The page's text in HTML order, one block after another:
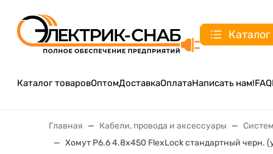
Каталог
Каталог товаровОптомДоставкаОплатаНаписать нам!FAQ
Главная Кабели, провода и аксессуары
Хомут P6.6 4.8х450 FlexLock стандартный черн.